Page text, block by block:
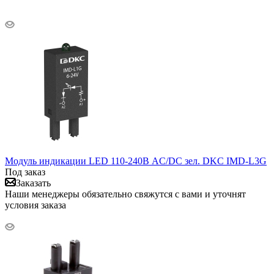
Модуль индикации LED 110-240В AC/DC зел. DKC IMD-L3G
Под заказ
Заказать
Наши менеджеры обязательно свяжутся с вами и уточнят
условия заказа